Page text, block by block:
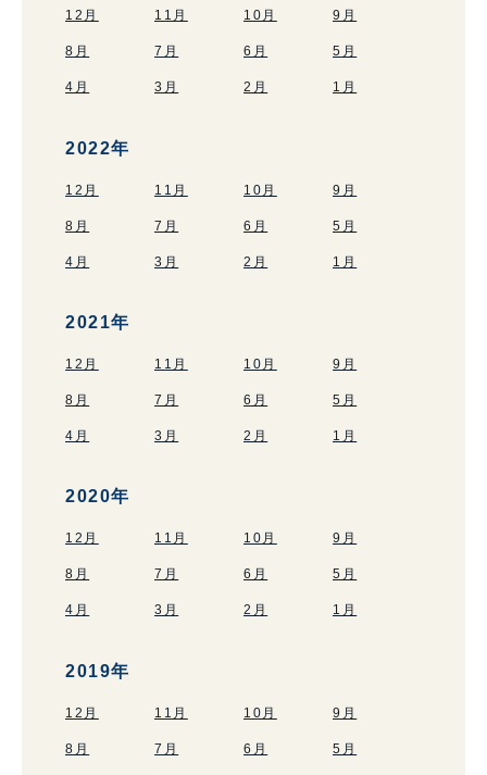
12月 11月 10月 9月
8月 7月 6月 5月
4月 3月 2月 1月
2022年
12月 11月 10月 9月
8月 7月 6月 5月
4月 3月 2月 1月
2021年
12月 11月 10月 9月
8月 7月 6月 5月
4月 3月 2月 1月
2020年
12月 11月 10月 9月
8月 7月 6月 5月
4月 3月 2月 1月
2019年
12月 11月 10月 9月
8月 7月 6月 5月